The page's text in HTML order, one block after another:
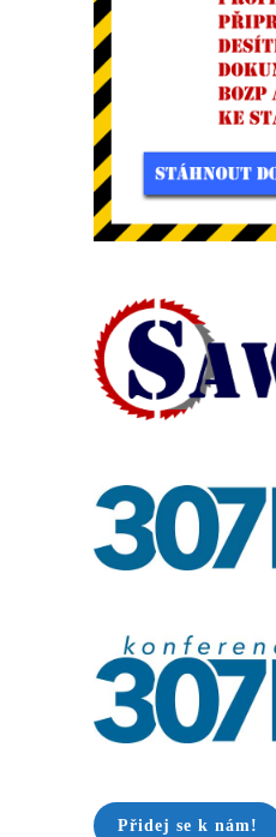
Přidej se k nám!